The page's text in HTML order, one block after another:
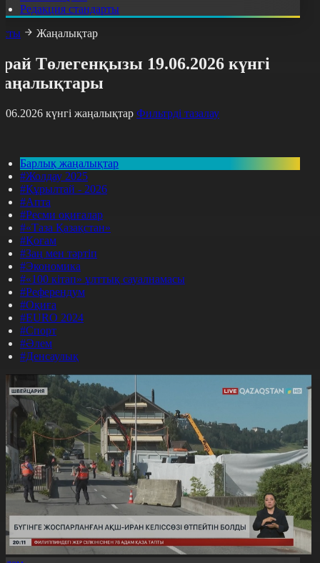
Редакция стандарты
Жаңалықтар
Төлегенқызы 19.06.2026 күнгі
күнгі жаңалықтар Фильтрді тазалау
Барлық жаңалықтар
#Жолдау 2025
#Құрылтай - 2026
#Апта
#Ресми оқиғалар
#«Таза Қазақстан»
#Қоғам
#Заң мен тәртіп
#Экономика
#«100 кітап» ұлттық сауалнамасы
#Референдум
#Оқиға
#EURO 2024
#Спорт
#Әлем
#Денсаулық